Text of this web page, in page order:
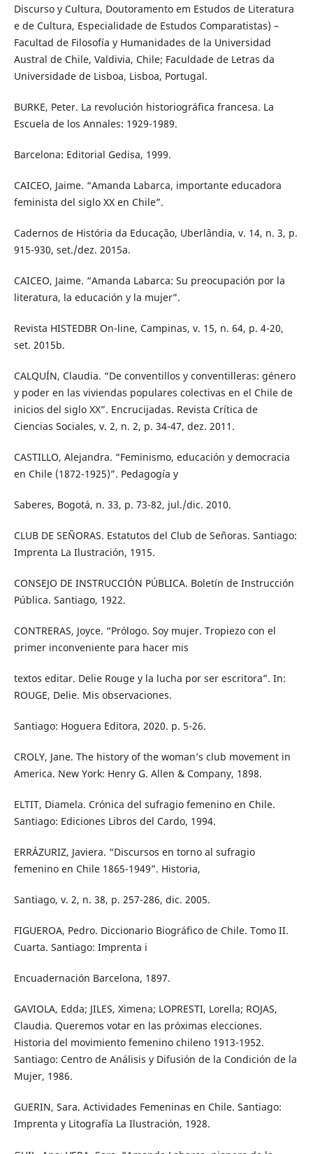
Discurso y Cultura, Doutoramento em Estudos de Literatura
e de Cultura, Especialidade de Estudos Comparatistas) –
Facultad de Filosofía y Humanidades de la Universidad
Austral de Chile, Valdivia, Chile; Faculdade de Letras da
Universidade de Lisboa, Lisboa, Portugal.
BURKE, Peter. La revolución historiográfica francesa. La
Escuela de los Annales: 1929-1989.
Barcelona: Editorial Gedisa, 1999.
CAICEO, Jaime. “Amanda Labarca, importante educadora
feminista del siglo XX en Chile”.
Cadernos de História da Educação, Uberlândia, v. 14, n. 3, p.
915-930, set./dez. 2015a.
CAICEO, Jaime. “Amanda Labarca: Su preocupación por la
literatura, la educación y la mujer”.
Revista HISTEDBR On-line, Campinas, v. 15, n. 64, p. 4-20,
set. 2015b.
CALQUÍN, Claudia. “De conventillos y conventilleras: género
y poder en las viviendas populares colectivas en el Chile de
inicios del siglo XX”. Encrucijadas. Revista Crítica de
Ciencias Sociales, v. 2, n. 2, p. 34-47, dez. 2011.
CASTILLO, Alejandra. “Feminismo, educación y democracia
en Chile (1872-1925)”. Pedagogía y
Saberes, Bogotá, n. 33, p. 73-82, jul./dic. 2010.
CLUB DE SEÑORAS. Estatutos del Club de Señoras. Santiago:
Imprenta La Ilustración, 1915.
CONSEJO DE INSTRUCCIÓN PÚBLICA. Boletín de Instrucción
Pública. Santiago, 1922.
CONTRERAS, Joyce. “Prólogo. Soy mujer. Tropiezo con el
primer inconveniente para hacer mis
textos editar. Delie Rouge y la lucha por ser escritora”. In:
ROUGE, Delie. Mis observaciones.
Santiago: Hoguera Editora, 2020. p. 5-26.
CROLY, Jane. The history of the woman’s club movement in
America. New York: Henry G. Allen & Company, 1898.
ELTIT, Diamela. Crónica del sufragio femenino en Chile.
Santiago: Ediciones Libros del Cardo, 1994.
ERRÁZURIZ, Javiera. “Discursos en torno al sufragio
femenino en Chile 1865-1949”. Historia,
Santiago, v. 2, n. 38, p. 257-286, dic. 2005.
FIGUEROA, Pedro. Diccionario Biográfico de Chile. Tomo II.
Cuarta. Santiago: Imprenta i
Encuadernación Barcelona, 1897.
GAVIOLA, Edda; JILES, Ximena; LOPRESTI, Lorella; ROJAS,
Claudia. Queremos votar en las próximas elecciones.
Historia del movimiento femenino chileno 1913-1952.
Santiago: Centro de Análisis y Difusión de la Condición de la
Mujer, 1986.
GUERIN, Sara. Actividades Femeninas en Chile. Santiago:
Imprenta y Litografía La Ilustración, 1928.